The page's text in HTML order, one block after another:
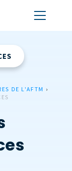
DE L'AFTM ›